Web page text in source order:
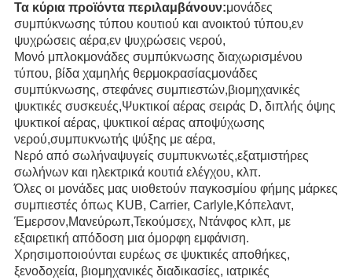
Τα κύρια προϊόντα περιλαμβάνουν:μονάδες
συμπύκνωσης τύπου κουτιού και ανοικτού τύπου,εν
ψυχρώσεις αέρα,εν ψυχρώσεις νερού,
Μονό μπλοκμονάδες συμπύκνωσης διαχωρισμένου
τύπου, βίδα χαμηλής θερμοκρασίαςμονάδες
συμπύκνωσης, στεφάνες συμπιεστών,βιομηχανικές
ψυκτικές συσκευές,Ψυκτικοί αέρας σειράς D, διπλής όψης
ψυκτικοί αέρας, ψυκτικοί αέρας αποψύχωσης
νερού,συμπυκνωτής ψύξης με αέρα,
Νερό από σωλήναψυγείς συμπυκνωτές,εξατμιστήρες
σωλήνων και ηλεκτρικά κουτιά ελέγχου, κλπ.
Όλες οι μονάδες μας υιοθετούν παγκοσμίου φήμης μάρκες
συμπιεστές όπως KUB, Carrier, Carlyle,Κόπελαντ,
Έμερσον,Μανεύρωπ,Τεκούμσεχ, Ντάνφος κλπ, με
εξαιρετική απόδοση μια όμορφη εμφάνιση.
Χρησιμοποιούνται ευρέως σε ψυκτικές αποθήκες,
ξενοδοχεία, βιομηχανικές διαδικασίες, ιατρικές